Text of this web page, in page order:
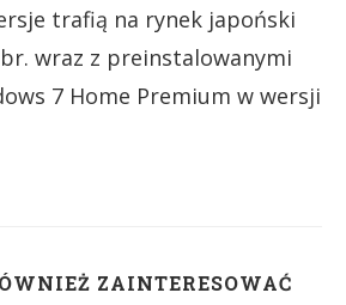
trafią na rynek japoński
wraz z preinstalowanymi
7 Home Premium w wersji
ZAINTERESOWAĆ